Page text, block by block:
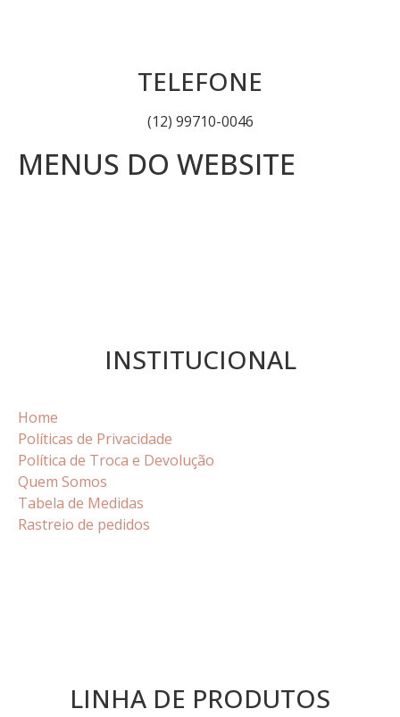
TELEFONE
(12) 99710-0046
MENUS DO WEBSITE
INSTITUCIONAL
Home
Políticas de Privacidade
Política de Troca e Devolução
Quem Somos
Tabela de Medidas
Rastreio de pedidos
LINHA DE PRODUTOS